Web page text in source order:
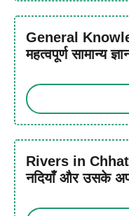
General
महत्वपूर्ण सामान्य
Rivers in
नदियाँ और उसके